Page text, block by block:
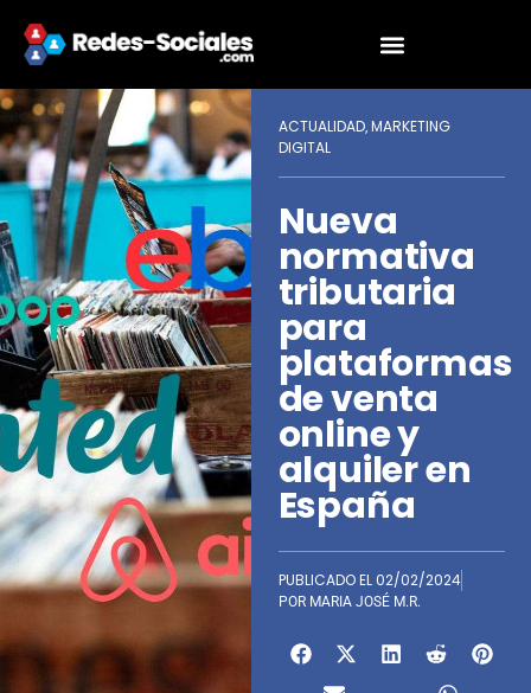
ACTUALIDAD, MARKETING
DIGITAL
Nueva
normativa
tributaria
para
plataformas
de venta
online y
alquiler en
España
PUBLICADO EL 02/02/2024
POR MARIA JOSÉ M.R.